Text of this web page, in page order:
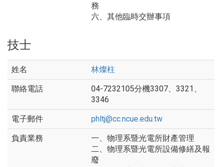
務
六、其他臨時交辦事項
技士
林燦柱
04-7232105分機3307、3321、
3346
phltj@cc.ncue.edu.tw
一、物理系暨光電所財產管理
二、物理系暨光電所設備修繕及報
廢